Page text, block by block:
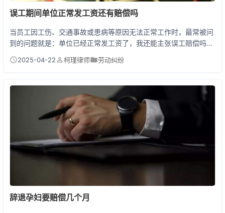
误工期间单位正常发工资还有赔偿吗
当员工因工伤、交通事故或患病等原因无法正常工作时，最常被问
到的问题就是：单位已经正常发工资了，我还能主张误工赔偿吗？
《最高人民法院关于审理人身损害赔偿案件适用法律若干问题的解
赔偿不冲突，符合条件的劳动者仍可主张误工费！ 一、误工费到底
是个啥？法律是这么说的！ 很多人以为误工费=工资损...
2025-04-22 柯瑾律师 劳动纠纷
辞退孕妇要赔偿几个月